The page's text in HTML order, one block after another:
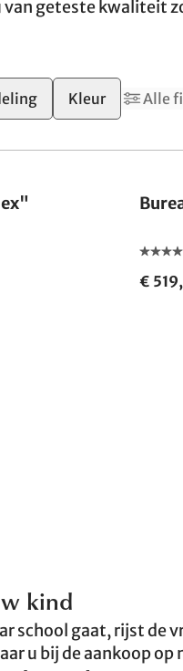
geteste kwaliteit
Kleur Alle
€
kind
school gaat, rijst de
u bij de aankoop